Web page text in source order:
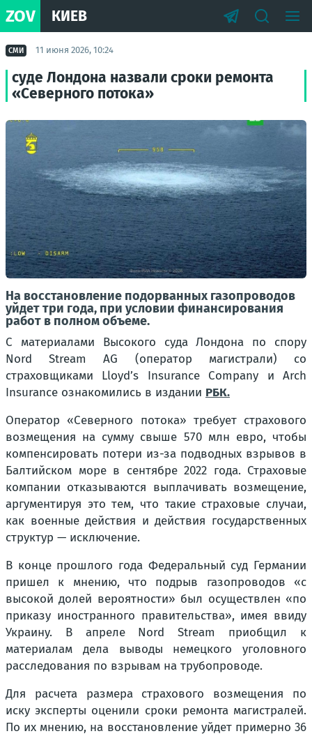
ZOV КИЕВ
СМИ 11 июня 2026, 10:24
суде Лондона назвали сроки ремонта
«Северного потока»
На восстановление подорванных газопроводов
уйдет три года, при условии финансирования
работ в полном объеме.
С материалами Высокого суда Лондона по спору
Nord Stream AG (оператор магистрали) со
страховщиками Lloyd’s Insurance Company и Arch
Insurance ознакомились в издании РБК.
Оператор «Северного потока» требует страхового
возмещения на сумму свыше 570 млн евро, чтобы
компенсировать потери из-за подводных взрывов в
Балтийском море в сентябре 2022 года. Страховые
компании отказываются выплачивать возмещение,
аргументируя это тем, что такие страховые случаи,
как военные действия и действия государственных
структур — исключение.
В конце прошлого года Федеральный суд Германии
пришел к мнению, что подрыв газопроводов «с
высокой долей вероятности» был осуществлен «по
приказу иностранного правительства», имея ввиду
Украину. В апреле Nord Stream приобщил к
материалам дела выводы немецкого уголовного
расследования по взрывам на трубопроводе.
Для расчета размера страхового возмещения по
иску эксперты оценили сроки ремонта магистралей.
По их мнению, на восстановление уйдет примерно 36